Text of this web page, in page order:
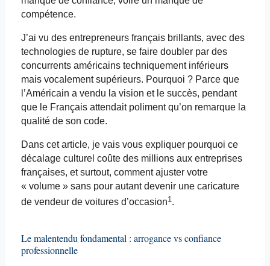
compétence.
J’ai vu des entrepreneurs français brillants, avec des
technologies de rupture, se faire doubler par des
concurrents américains techniquement inférieurs
mais vocalement supérieurs. Pourquoi ? Parce que
l’Américain a vendu la vision et le succès, pendant
que le Français attendait poliment qu’on remarque la
qualité de son code.
Dans cet article, je vais vous expliquer pourquoi ce
décalage culturel coûte des millions aux entreprises
françaises, et surtout, comment ajuster votre
« volume » sans pour autant devenir une caricature
de vendeur de voitures d’occasion1.
Le malentendu fondamental : arrogance vs confiance
professionnelle